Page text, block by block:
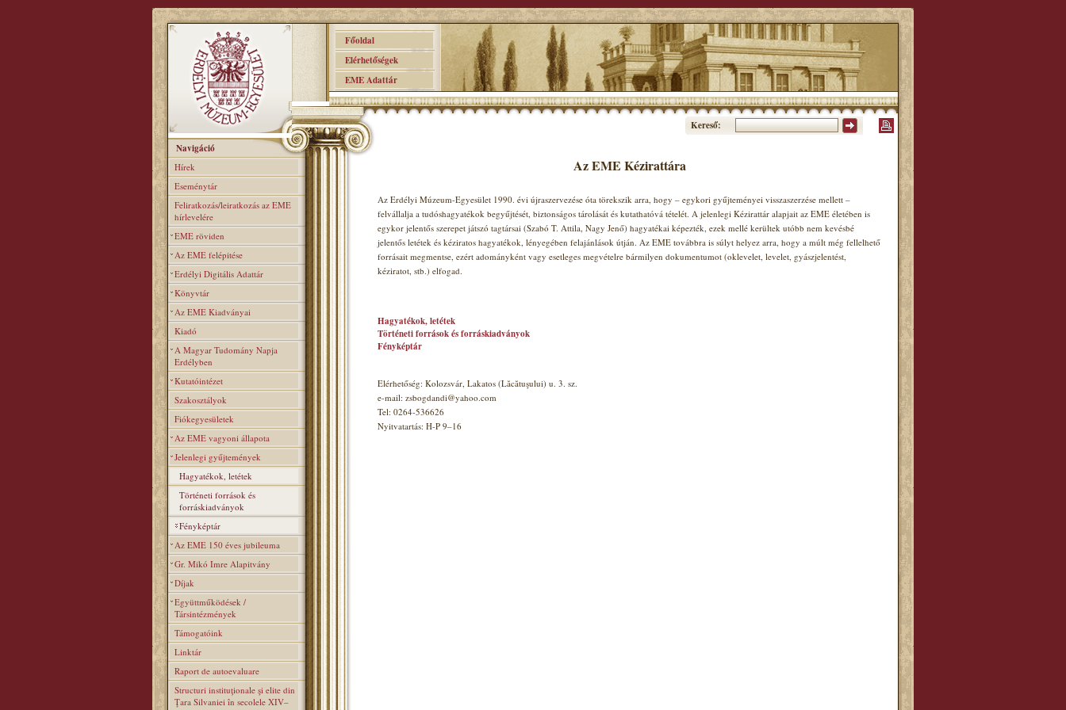
Főoldal
Elérhetőségek
EME Adattár
Kereső:
Navigáció
Hírek
Eseménytár
Feliratkozás/leiratkozás az EME
hírlevelére
EME röviden
Az EME felépitése
Erdélyi Digitális Adattár
Könyvtár
Az EME Kiadványai
Kiadó
A Magyar Tudomány Napja
Erdélyben
Kutatóintézet
Szakosztályok
Fiókegyesületek
Az EME vagyoni állapota
Jelenlegi gyűjtemények
Hagyatékok, letétek
Történeti források és
forráskiadványok
Fényképtár
Az EME 150 éves jubileuma
Gr. Mikó Imre Alapitvány
Díjak
Együttműködések /
Társintézmények
Támogatóink
Linktár
Raport de autoevaluare
Structuri instituţionale şi elite din
Ţara Silvaniei în secolele XIV–
Az EME Kézirattára
Az Erdélyi Múzeum-Egyesület 1990. évi újraszervezése óta törekszik arra, hogy – egykori gyűjteményei visszaszerzése mellett –
felvállalja a tudóshagyatékok begyűjtését, biztonságos tárolását és kutathatóvá tételét. A jelenlegi Kézirattár alapjait az EME életében is
egykor jelentős szerepet játszó tagtársai (Szabó T. Attila, Nagy Jenő) hagyatékai képezték, ezek mellé kerültek utóbb nem kevésbé
jelentős letétek és kéziratos hagyatékok, lényegében felajánlások útján. Az EME továbbra is súlyt helyez arra, hogy a múlt még fellelhető
forrásait megmentse, ezért adományként vagy esetleges megvételre bármilyen dokumentumot (oklevelet, levelet, gyászjelentést,
kéziratot, stb.) elfogad.
Hagyatékok, letétek
Történeti források és forráskiadványok
Fényképtár
Elérhetőség: Kolozsvár, Lakatos (Lăcătuşului) u. 3. sz.
e-mail: zsbogdandi@yahoo.com
Tel: 0264-536626
Nyitvatartás: H-P 9–16